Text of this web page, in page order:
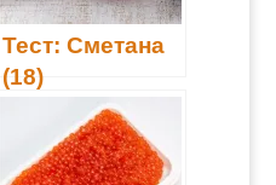
Тест: Сметана
(18)